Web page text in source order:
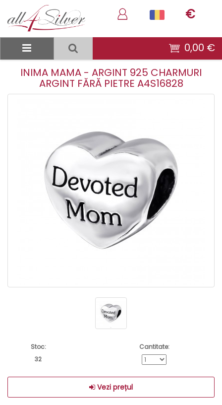
€
0,00 €
INIMA MAMA - ARGINT 925 CHARMURI
ARGINT FĂRĂ PIETRE A4S16828
Stoc:
32
Cantitate:
Vezi prețul